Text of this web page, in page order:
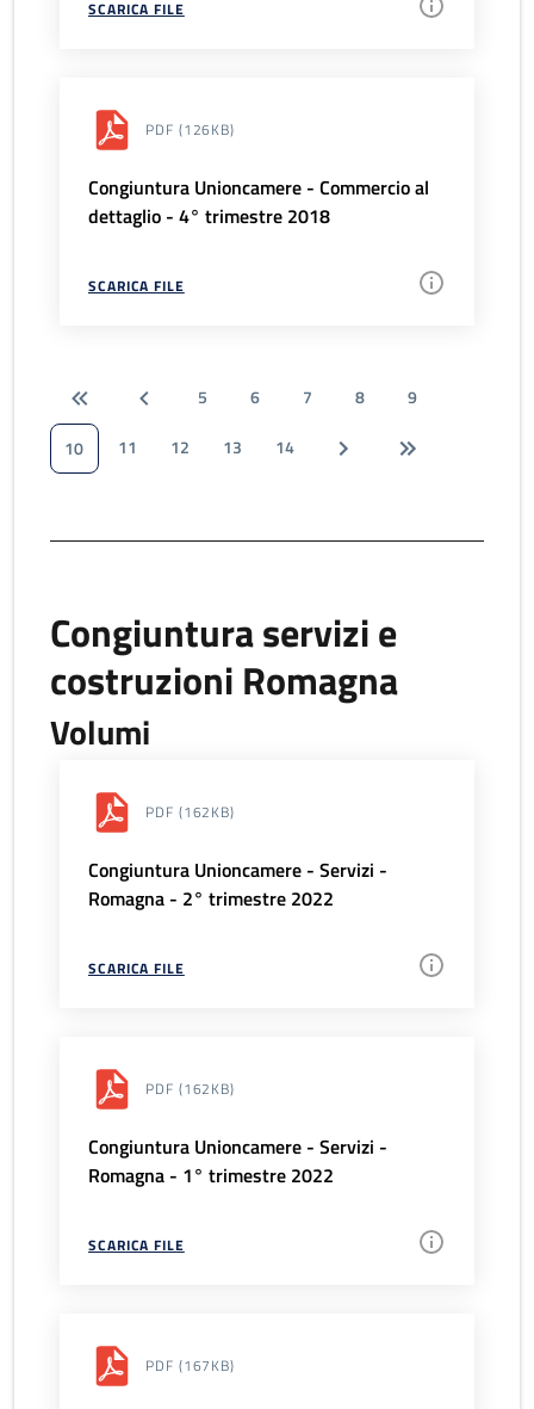
SCARICA FILE
PDF (126KB)
Congiuntura Unioncamere - Commercio al
dettaglio - 4° trimestre 2018
SCARICA FILE
5 6 7 8
9
10
11 12 13 14
Congiuntura servizi e
costruzioni Romagna
Volumi
PDF (162KB)
Congiuntura Unioncamere - Servizi -
Romagna - 2° trimestre 2022
SCARICA FILE
PDF (162KB)
Congiuntura Unioncamere - Servizi -
Romagna - 1° trimestre 2022
SCARICA FILE
PDF (167KB)